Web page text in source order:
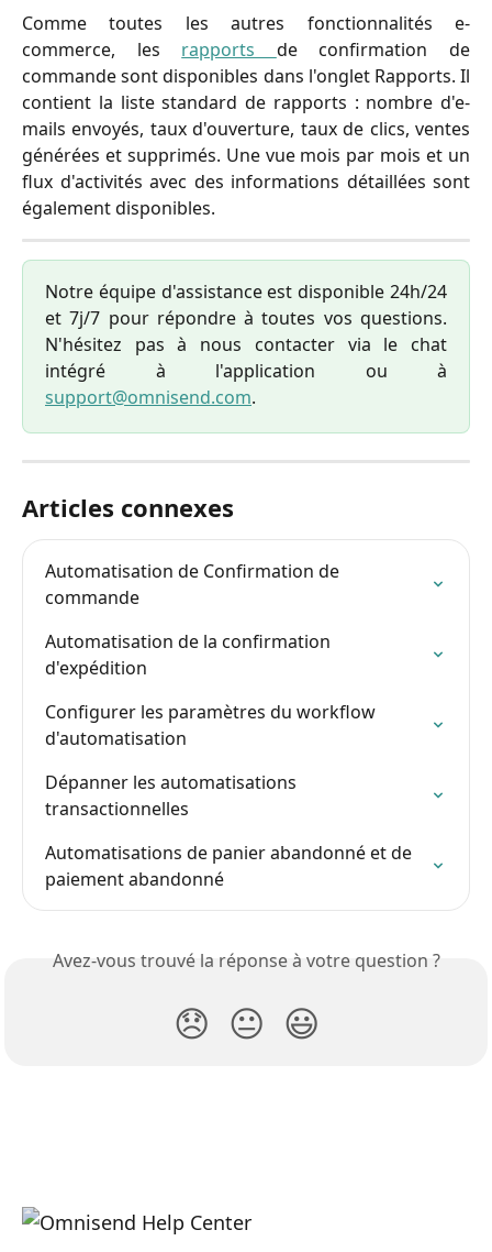
Comme toutes les autres fonctionnalités e-
commerce, les rapports de confirmation de
commande sont disponibles dans l'onglet Rapports. Il
contient la liste standard de rapports : nombre d'e-
mails envoyés, taux d'ouverture, taux de clics, ventes
générées et supprimés. Une vue mois par mois et un
flux d'activités avec des informations détaillées sont
également disponibles.
Notre équipe d'assistance est disponible 24h/24
et 7j/7 pour répondre à toutes vos questions.
N'hésitez pas à nous contacter via le chat
intégré à l'application ou à
support@omnisend.com.
Articles connexes
Automatisation de Confirmation de
commande
Automatisation de la confirmation
d'expédition
Configurer les paramètres du workflow
d'automatisation
Dépanner les automatisations
transactionnelles
Automatisations de panier abandonné et de
paiement abandonné
Avez-vous trouvé la réponse à votre question ?
😞 😐 😃